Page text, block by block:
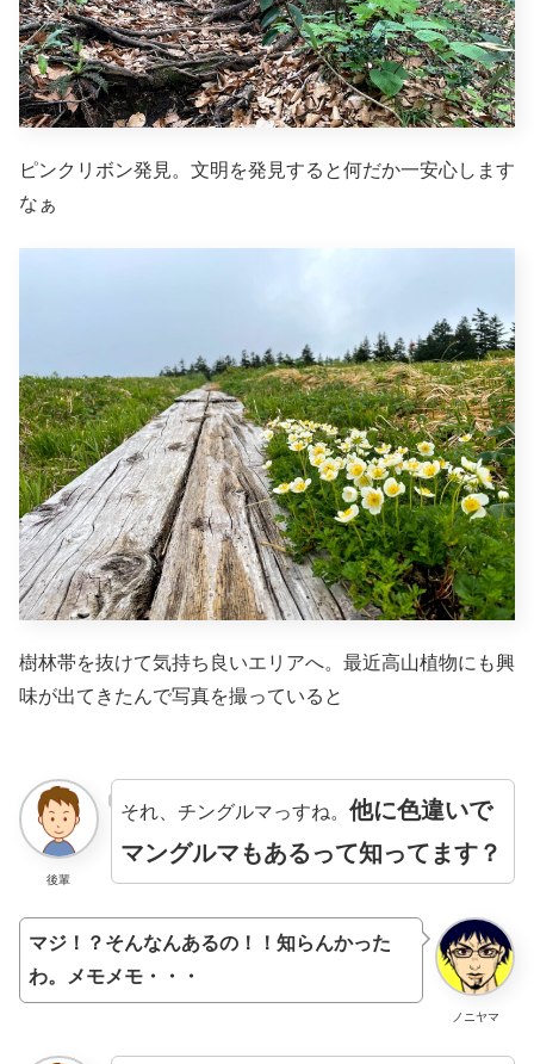
ピンクリボン発見。文明を発見すると何だか一安心します
なぁ
樹林帯を抜けて気持ち良いエリアへ。最近高山植物にも興
味が出てきたんで写真を撮っていると
後輩
それ、チングルマっすね。 他に色違いで
マングルマもあるって知ってます？
ノニヤマ
マジ！？そんなんあるの！！知らんかった
わ。メモメモ・・・